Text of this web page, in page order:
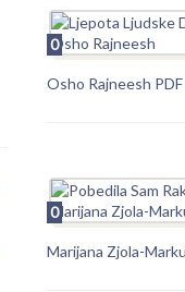
0
Osho Rajneesh PDF
0
Marijana Zjola-